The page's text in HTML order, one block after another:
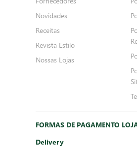
Novidades
Receitas
Revista Estilo
Nossas Lojas
FORMAS DE PAGAMENTO
Delivery